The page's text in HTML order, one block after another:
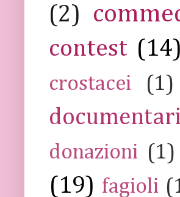
(2)
contest (14)
crostacei
(1)
donazioni (1)
(19) fagioli